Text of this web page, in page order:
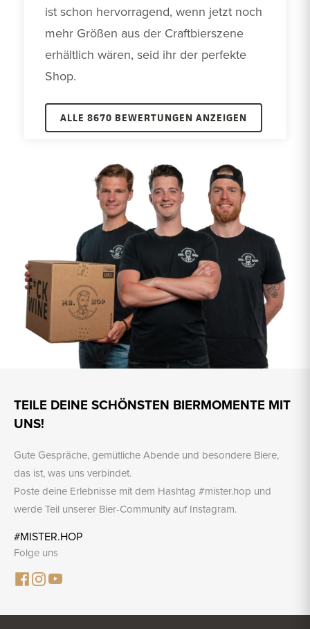
ist schon hervorragend, wenn jetzt noch
mehr Größen aus der Craftbierszene
erhältlich wären, seid ihr der perfekte
Shop.
ALLE 8670 BEWERTUNGEN ANZEIGEN
TEILE DEINE SCHÖNSTEN BIERMOMENTE MIT
UNS!
Gute Gespräche, gemütliche Abende und besondere Biere,
das ist, was uns verbindet.
Poste deine Erlebnisse mit dem Hashtag #mister.hop und
werde Teil unserer Bier-Community auf Instagram.
#MISTER.HOP
Folge uns